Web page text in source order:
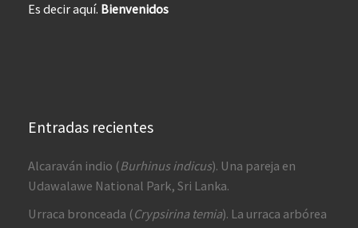
Es decir aquí. Bienvenidos
Entradas recientes
Alcaraván indio (Burhinus indicus). Una pareja en
Udawalawe National Park, Sri Lanka.
Urraca bronceada (Crypsirina temia). La urraca arbórea